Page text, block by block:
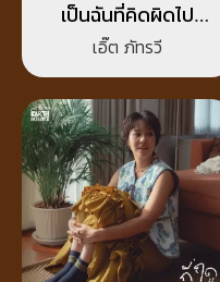
เป็นฉันที่คิดผิดไป
(Grow Old/Apart)
เอิ๊ต ภัทรวี